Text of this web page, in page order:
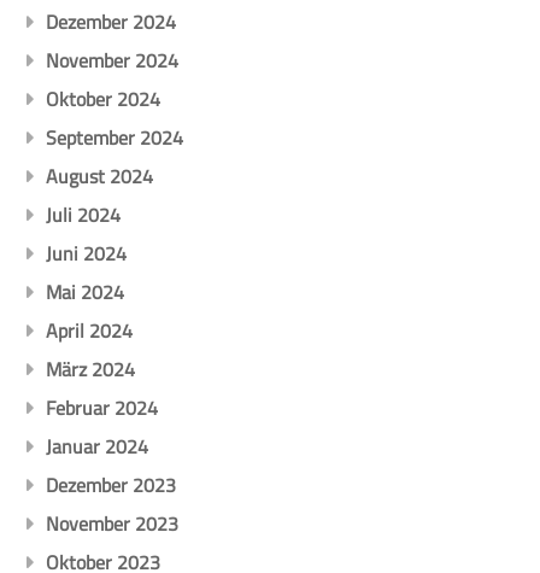
Dezember 2024
November 2024
Oktober 2024
September 2024
August 2024
Juli 2024
Juni 2024
Mai 2024
April 2024
März 2024
Februar 2024
Januar 2024
Dezember 2023
November 2023
Oktober 2023